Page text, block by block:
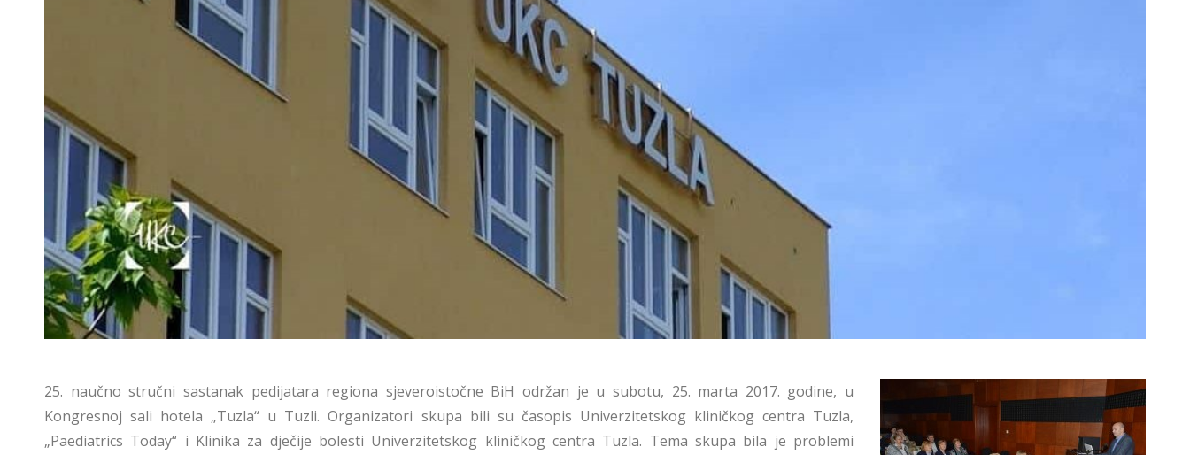
25. naučno stručni sastanak pedijatara regiona sjeveroistočne BiH održan je u subotu, 25. marta 2017. godine, u
Kongresnoj sali hotela „Tuzla“ u Tuzli. Organizatori skupa bili su časopis Univerzitetskog kliničkog centra Tuzla,
„Paediatrics Today“ i Klinika za dječije bolesti Univerzitetskog kliničkog centra Tuzla. Tema skupa bila je problemi